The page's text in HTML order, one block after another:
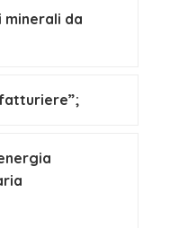
minerali da